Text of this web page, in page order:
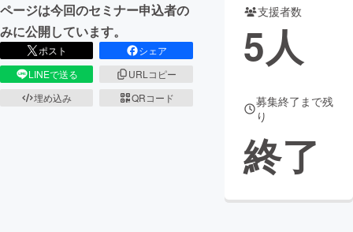
CAMPFIRE for Social Good
CAMPFIRE Creation
CAMPFIREふるさと納税
コミュニティ
ページは今回のセミナー申込者の
みに公開しています。
ポスト
シェア
LINEで送る
URLコピー
埋め込み
QRコード
支援者数
5人
募集終了まで残
り
終了